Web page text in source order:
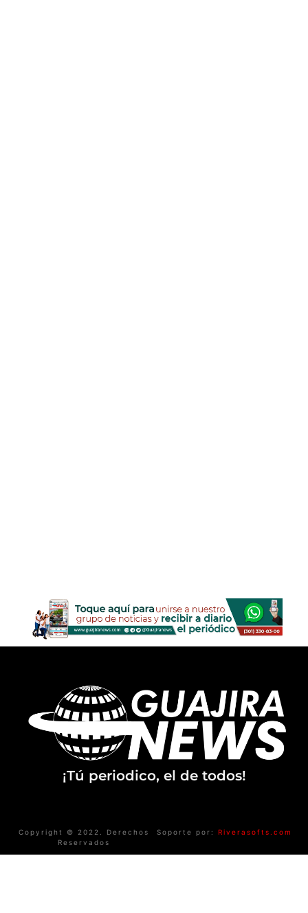
¡Tú periodico, el de todos!
Copyright © 2022. Derechos
Reservados
Soporte por: Riverasofts.com